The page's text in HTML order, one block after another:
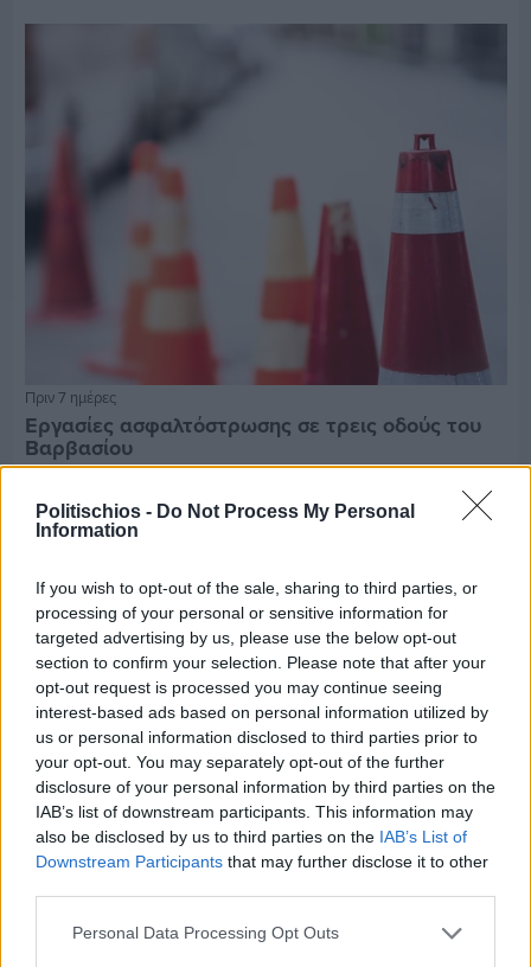
Politischios - Do Not Process My Personal
Information
If you wish to opt-out of the sale, sharing to third parties, or
processing of your personal or sensitive information for
targeted advertising by us, please use the below opt-out
section to confirm your selection. Please note that after your
opt-out request is processed you may continue seeing
interest-based ads based on personal information utilized by
us or personal information disclosed to third parties prior to
your opt-out. You may separately opt-out of the further
disclosure of your personal information by third parties on the
IAB’s list of downstream participants. This information may
also be disclosed by us to third parties on the IAB’s List of
Downstream Participants that may further disclose it to other
Personal Data Processing Opt Outs
Πριν 7 ημέρες
Εργασίες ασφαλτόστρωσης σε τρεις οδούς του
Βαρβασίου
Πριν 7 ημέρες
Διακοπές ρεύματος: Συνασπισμό των